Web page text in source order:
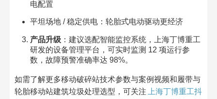
电配置​
平坦场地 / 稳定供电：轮胎式电动驱动更经济​
产品升级：建议选配智能监控系统，上海丁博重工
研发的设备管理平台，可实时监测 12 项运行参
数，故障预警准确率达 98%。​
如需了解更多移动破碎站技术参数与案例视频和履带与
轮胎移动站建筑垃圾处理选型，可关注
上海丁博重工抖